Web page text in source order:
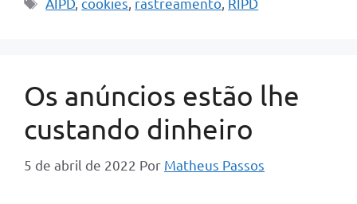
Os anúncios estão lhe
custando dinheiro
5 de abril de 2022 Por Matheus Passos